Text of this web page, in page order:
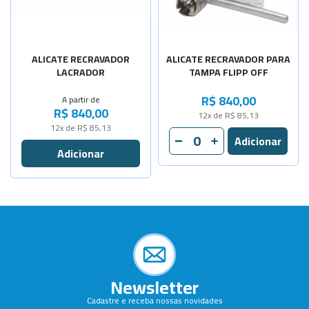
ALICATE RECRAVADOR
LACRADOR
A partir de
R$ 840,00
12x de R$ 85,13
ALICATE RECRAVADOR PARA
TAMPA FLIPP OFF
R$ 840,00
12x de R$ 85,13
Newsletter
Cadastre e receba nossas novidades